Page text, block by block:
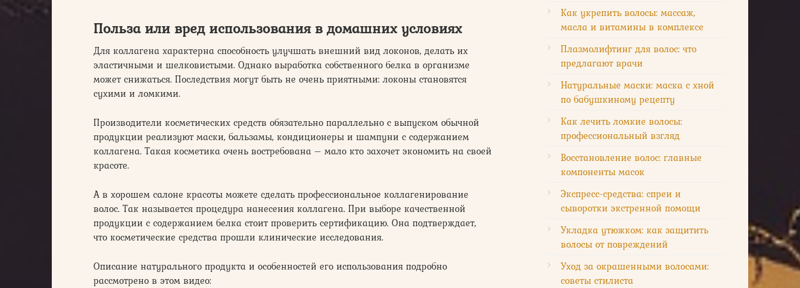
Польза или вред использования в домашних условиях
Для коллагена характерна способность улучшать внешний вид локонов, делать их
эластичными и шелковистыми. Однако выработка собственного белка в организме
может снижаться. Последствия могут быть не очень приятными: локоны становятся
сухими и ломкими.
Производители косметических средств обязательно параллельно с выпуском обычной
продукции реализуют маски, бальзамы, кондиционеры и шампуни с содержанием
коллагена. Такая косметика очень востребована – мало кто захочет экономить на своей
красоте.
А в хорошем салоне красоты можете сделать профессиональное коллагенирование
волос. Так называется процедура нанесения коллагена. При выборе качественной
продукции с содержанием белка стоит проверить сертификацию. Она подтверждает,
что косметические средства прошли клинические исследования.
Описание натурального продукта и особенностей его использования подробно
рассмотрено в этом видео:
Как укрепить волосы: массаж,
масла и витамины в комплексе
Плазмолифтинг для волос: что
предлагают врачи
Натуральные маски: маска с хной
по бабушкиному рецепту
Как лечить ломкие волосы:
профессиональный взгляд
Восстановление волос: главные
компоненты масок
Экспресс-средства: спреи и
сыворотки экстренной помощи
Укладка утюжком: как защитить
волосы от повреждений
Уход за окрашенными волосами:
советы стилиста